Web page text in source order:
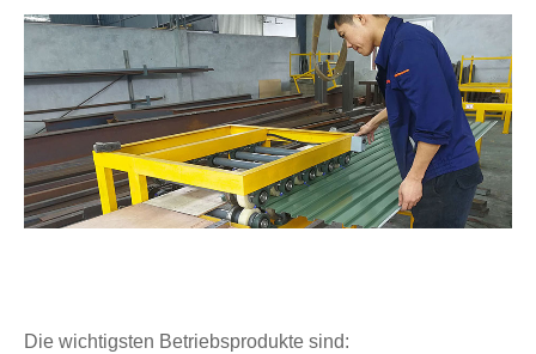
Die wichtigsten Betriebsprodukte sind: